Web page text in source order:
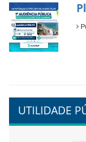
UTILIDADE